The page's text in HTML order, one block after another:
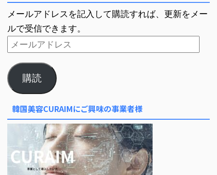
メールアドレスを記入して購読すれば、更新をメー
ルで受信できます。
購読
韓国美容CURAIMにご興味の事業者様